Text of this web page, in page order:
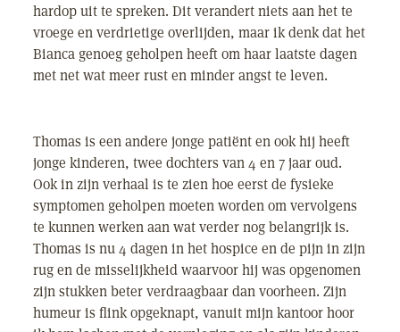
hardop uit te spreken. Dit verandert niets aan het te
vroege en verdrietige overlijden, maar ik denk dat het
Bianca genoeg geholpen heeft om haar laatste dagen
met net wat meer rust en minder angst te leven.
Thomas is een andere jonge patiënt en ook hij heeft
jonge kinderen, twee dochters van 4 en 7 jaar oud.
Ook in zijn verhaal is te zien hoe eerst de fysieke
symptomen geholpen moeten worden om vervolgens
te kunnen werken aan wat verder nog belangrijk is.
Thomas is nu 4 dagen in het hospice en de pijn in zijn
rug en de misselijkheid waarvoor hij was opgenomen
zijn stukken beter verdraagbaar dan voorheen. Zijn
humeur is flink opgeknapt, vanuit mijn kantoor hoor